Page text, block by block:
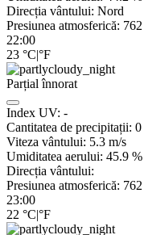
Direcția vântului: Nord
Presiunea atmosferică: 762
22:00
23 °C|°F
Parțial înnorat
Index UV: -
Cantitatea de precipitații: 0
Viteza vântului: 5.3 m/s
Umiditatea aerului: 45.9 %
Direcția vântului:
Presiunea atmosferică: 762
23:00
22 °C|°F